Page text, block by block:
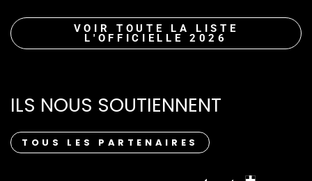
VOIR TOUTE LA LISTE
L'OFFICIELLE 2026
ILS NOUS SOUTIENNENT
TOUS LES PARTENAIRES